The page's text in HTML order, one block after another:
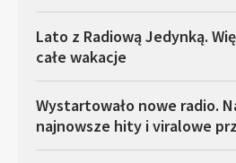
Lato z Radiową Jedynką.
całe wakacje
Wystartowało nowe radio.
najnowsze hity i viralowe